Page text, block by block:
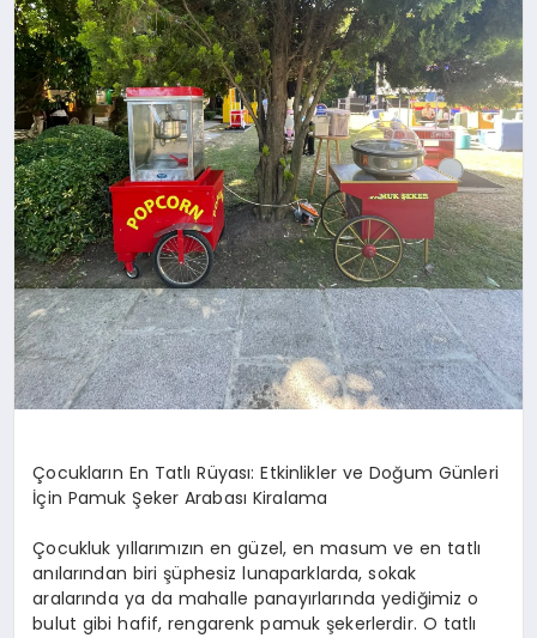
Çocukların En Tatlı Rüyası: Etkinlikler ve Doğum Günleri
İçin Pamuk Şeker Arabası Kiralama
Çocukluk yıllarımızın en güzel, en masum ve en tatlı
anılarından biri şüphesiz lunaparklarda, sokak
aralarında ya da mahalle panayırlarında yediğimiz o
bulut gibi hafif, rengarenk pamuk şekerlerdir. O tatlı